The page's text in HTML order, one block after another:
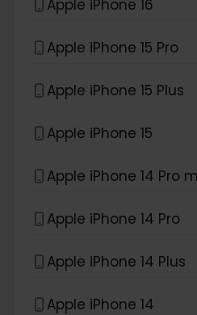
Apple iPhone 16
Apple iPhone 15 Pro
Apple iPhone 15 Plus
Apple iPhone 15
Apple iPhone 14 Pro
Apple iPhone 14 Pro
Apple iPhone 14 Plus
Apple iPhone 14